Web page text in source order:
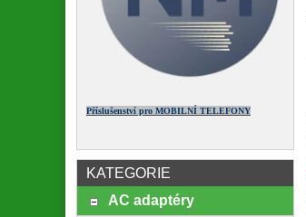
Příslušenství pro MOBILNÍ TELEFONY
KATEGORIE
AC adaptéry